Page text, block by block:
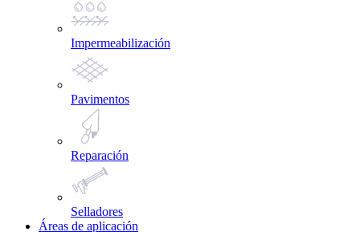
Impermeabilización
Pavimentos
Reparación
Selladores
Áreas de aplicación